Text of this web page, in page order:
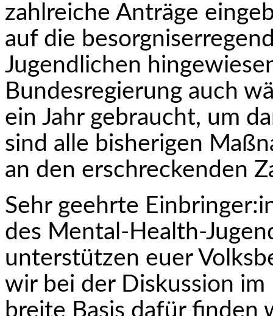
zahlreiche Anträge
auf die
Jugendlichen
Bundesregierung auch
ein Jahr gebraucht, um
sind alle bisherigen
an den erschreckenden
Sehr geehrte
des Mental-Health-
unterstützen euer
wir bei der Diskussion im
breite Basis dafür finden